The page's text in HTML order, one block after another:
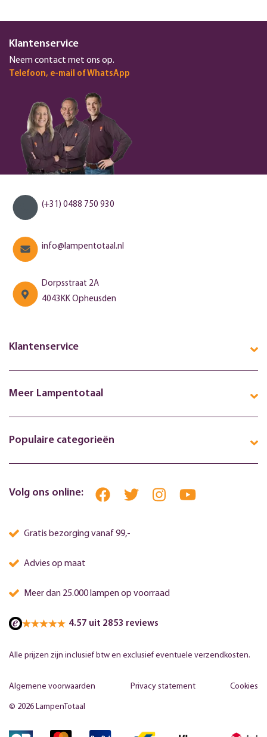
Klantenservice
Neem contact met ons op.
Telefoon, e-mail of WhatsApp
(+31) 0488 750 930
info@lampentotaal.nl
Dorpsstraat 2A
4043KK Opheusden
Klantenservice
Meer Lampentotaal
Populaire categorieën
Volg ons online:
Gratis bezorging vanaf 99,-
Advies op maat
Meer dan 25.000 lampen op voorraad
4.57 uit 2853 reviews
Alle prijzen zijn inclusief btw en exclusief eventuele verzendkosten.
© 2026 LampenTotaal
Algemene voorwaarden Privacy statement Cookies